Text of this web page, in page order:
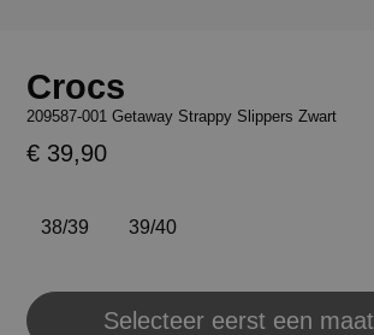
Crocs
209587-001 Getaway Strappy Slippers Zwart
€ 39,90
38/39 39/40
Plaats in winkeltas
Selecteer eerst een maat